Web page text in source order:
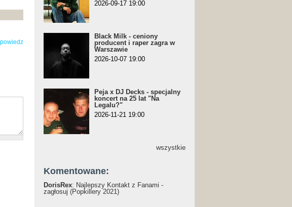
2026-09-17 19:00
Black Milk - ceniony
producent i raper zagra w
Warszawie
2026-10-07 19:00
Peja x DJ Decks - specjalny
koncert na 25 lat "Na
Legalu?"
2026-11-21 19:00
wszystkie
Komentowane:
DorisRex: Najlepszy Kontakt z Fanami -
zagłosuj (Popkillery 2021)